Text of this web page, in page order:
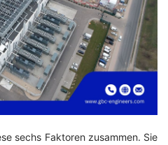
sechs Faktoren zusammen. Sie